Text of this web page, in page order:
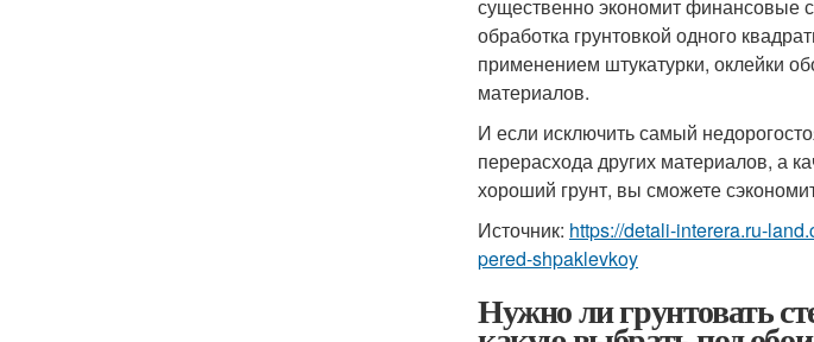
существенно экономит финансовые
обработка грунтовкой одного
применением штукатурки, оклейки
материалов.
И если исключить самый
перерасхода других материалов, а
хороший грунт, вы сможете
Источник: https://detali-interera.ru-
pered-shpaklevkoy
Нужно ли грунтовать